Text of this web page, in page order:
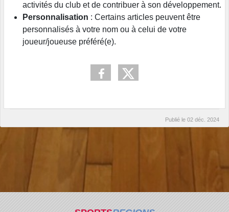
activités du club et de contribuer à son développement.
Personnalisation : Certains articles peuvent être
personnalisés à votre nom ou à celui de votre
joueur/joueuse préféré(e).
Publié le 02 déc. 2024